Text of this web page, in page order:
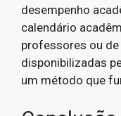
desempenho
calendário
professores ou
disponibilizadas
um método que